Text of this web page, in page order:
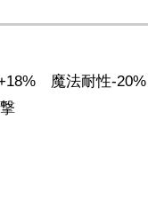
魔法耐性-20%